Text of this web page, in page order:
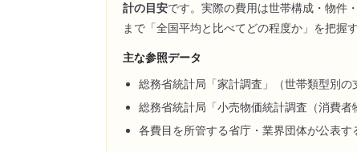
計の目安です。実際の費用は世帯構成・物件
まで「全国平均と比べてどの程度か」を把握
主な参照データ
総務省統計局「家計調査」（世帯類型別の
総務省統計局「小売物価統計調査（消費者
各費目を所管する省庁・業界団体が公表す